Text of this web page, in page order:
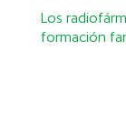
Los
formación